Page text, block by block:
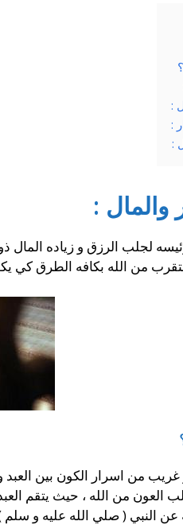
:
:
:
والمال :
لجلب الرزق و زياده
من الله بكافه الطرق
من اسرار الكون بين العبد
العون من الله ، حيث يتقم
عن النبي ( صلي الله عليه و